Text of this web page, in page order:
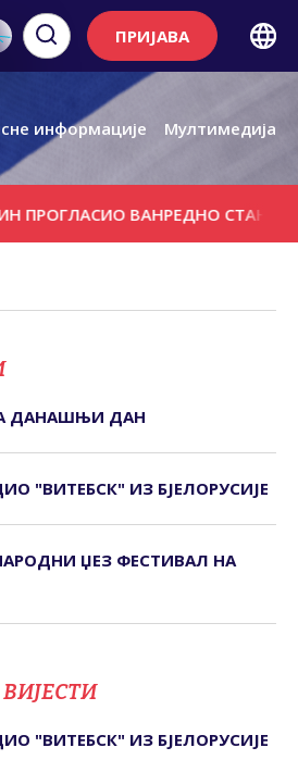
ПРИЈАВА
информације Мултимедија
ВАНРЕДНО СТАЊЕ
ДАНАШЊИ ДАН
"ВИТЕБСК" ИЗ БЈЕЛОРУСИЈЕ
ЏЕЗ ФЕСТИВАЛ НА
"ВИТЕБСК" ИЗ БЈЕЛОРУСИЈЕ